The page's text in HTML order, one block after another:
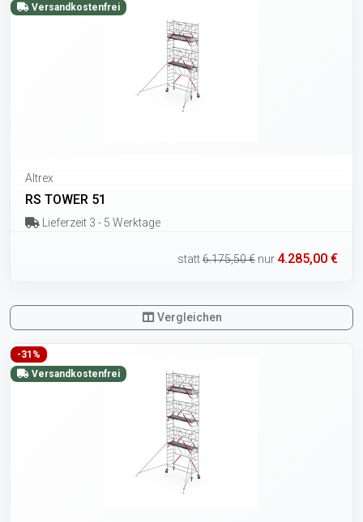
Versandkostenfrei
Altrex
RS TOWER 51
Lieferzeit 3 - 5 Werktage
statt6.175,50 € nur 4.285,00 €
Vergleichen
-31%
Versandkostenfrei